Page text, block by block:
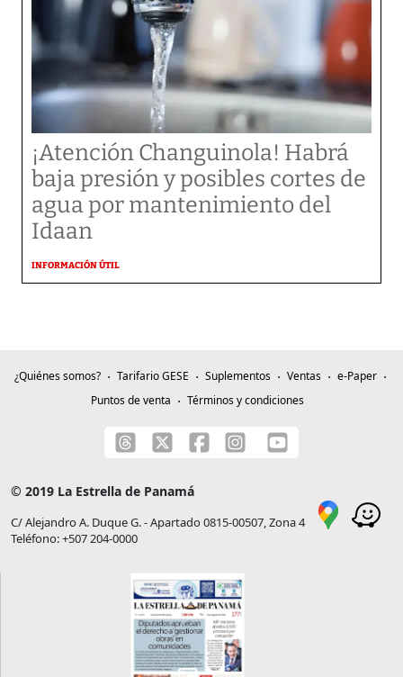
¡Atención Changuinola! Habrá
baja presión y posibles cortes de
agua por mantenimiento del
Idaan
INFORMACIÓN ÚTIL
¿Quiénes somos? Tarifario GESE Suplementos Ventas
e-Paper
Puntos de venta
Términos y condiciones
© 2019 La Estrella de Panamá
C/ Alejandro A. Duque G. - Apartado 0815-00507, Zona 4
Teléfono: +507 204-0000